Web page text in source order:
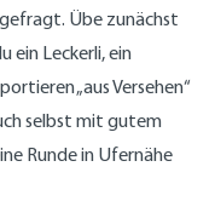
Übe zunächst
ein Leckerli, ein
„aus Versehen“
selbst mit gutem
Runde in Ufernähe